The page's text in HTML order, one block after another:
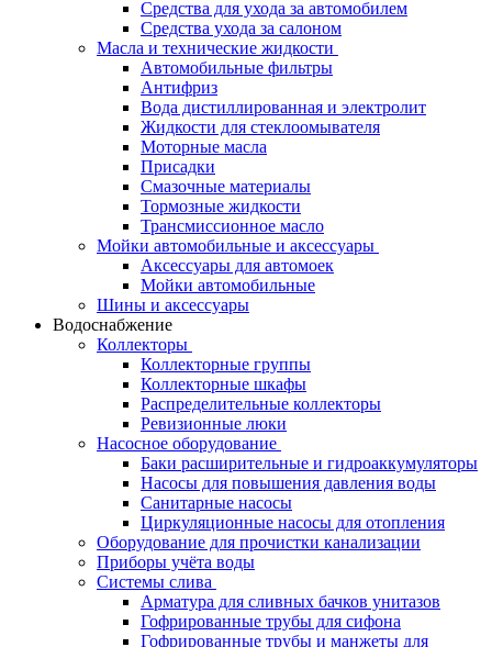
Средства для ухода за автомобилем
Средства ухода за салоном
Масла и технические жидкости
Автомобильные фильтры
Антифриз
Вода дистиллированная и электролит
Жидкости для стеклоомывателя
Моторные масла
Присадки
Смазочные материалы
Тормозные жидкости
Трансмиссионное масло
Мойки автомобильные и аксессуары
Аксессуары для автомоек
Мойки автомобильные
Шины и аксессуары
Водоснабжение
Коллекторы
Коллекторные группы
Коллекторные шкафы
Распределительные коллекторы
Ревизионные люки
Насосное оборудование
Баки расширительные и гидроаккумуляторы
Насосы для повышения давления воды
Санитарные насосы
Циркуляционные насосы для отопления
Оборудование для прочистки канализации
Приборы учёта воды
Системы слива
Арматура для сливных бачков унитазов
Гофрированные трубы для сифона
Гофрированные трубы и манжеты для